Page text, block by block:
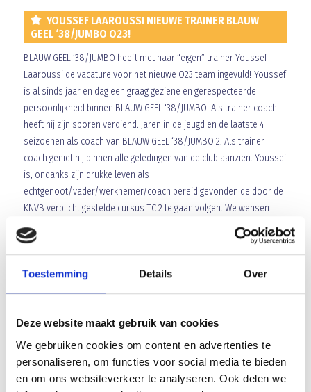
Toestemming Details Over
Deze website maakt gebruik van cookies
We gebruiken cookies om content en advertenties te
personaliseren, om functies voor social media te bieden
en om ons websiteverkeer te analyseren. Ook delen we
YOUSSEF LAAROUSSI NIEUWE TRAINER BLAUW
GEEL ‘38/JUMBO O23!
BLAUW GEEL ‘38/JUMBO heeft met haar “eigen” trainer Youssef
Laaroussi de vacature voor het nieuwe O23 team ingevuld! Youssef
is al sinds jaar en dag een graag geziene en gerespecteerde
persoonlijkheid binnen BLAUW GEEL ‘38/JUMBO. Als trainer coach
heeft hij zijn sporen verdiend. Jaren in de jeugd en de laatste 4
seizoenen als coach van BLAUW GEEL ‘38/JUMBO 2. Als trainer
coach geniet hij binnen alle geledingen van de club aanzien. Youssef
is, ondanks zijn drukke leven als
echtgenoot/vader/werknemer/coach bereid gevonden de door de
KNVB verplicht gestelde cursus TC 2 te gaan volgen. We wensen
hem uiteraard alle succes!